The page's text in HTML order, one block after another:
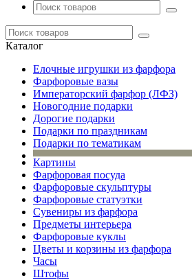
Каталог
Елочные игрушки из фарфора
Фарфоровые вазы
Императорский фарфор (ЛФЗ)
Новогодние подарки
Дорогие подарки
Подарки по праздникам
Подарки по тематикам
Картины
Фарфоровая посуда
Фарфоровые скульптуры
Фарфоровые статуэтки
Сувениры из фарфора
Предметы интерьера
Фарфоровые куклы
Цветы и корзины из фарфора
Часы
Штофы